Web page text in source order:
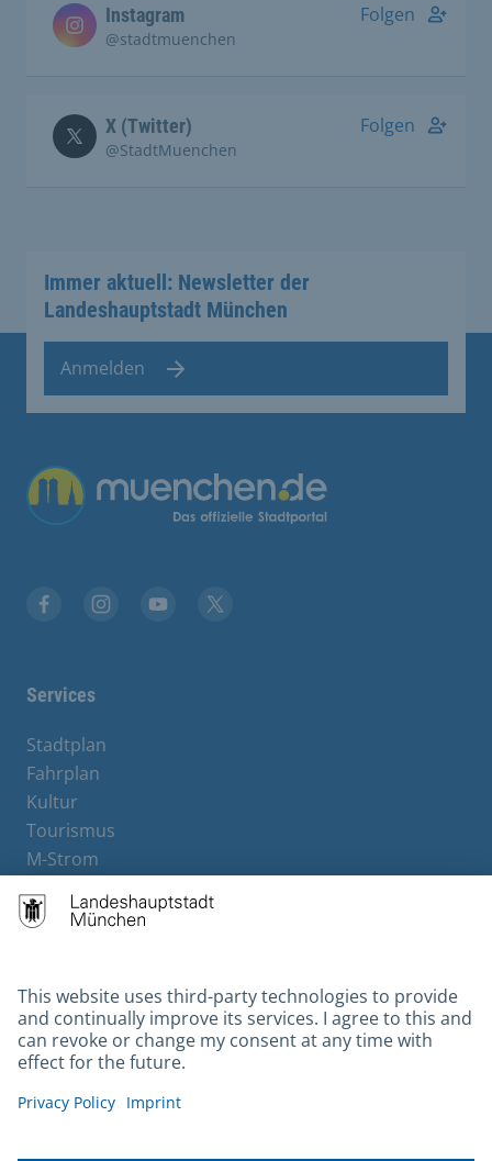
Instagram
@stadtmuenchen
Folgen
X (Twitter)
@StadtMuenchen
Folgen
Immer aktuell: Newsletter der
Landeshauptstadt München
Anmelden
Übergreifende Links
Services
Stadtplan
Fahrplan
Kultur
Tourismus
M-Strom
Hotels
Contact
Barrierefreiheit
Leichte Sprache
Gebärdensprache